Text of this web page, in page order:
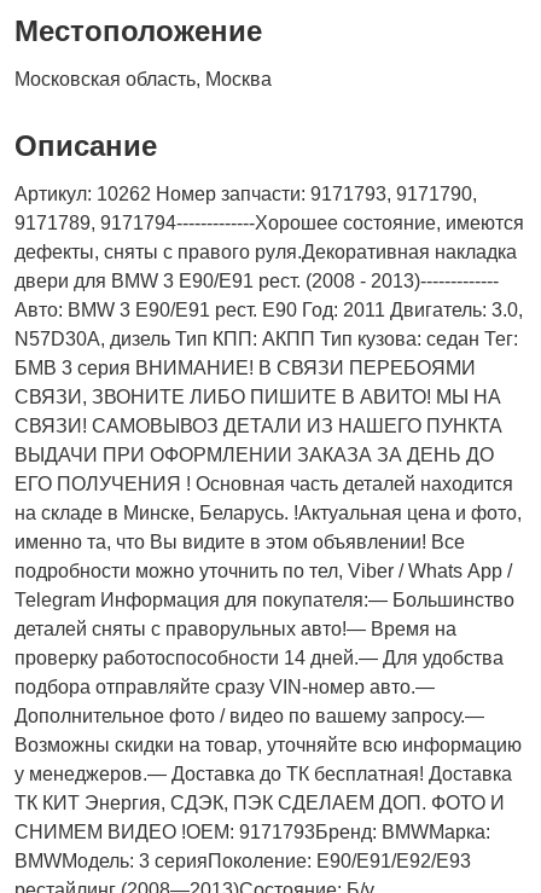
Местоположение
Московская область, Москва
Описание
Артикул: 10262 Номер запчасти: 9171793, 9171790,
9171789, 9171794-------------Хорошее состояние, имеются
дефекты, сняты с правого руля.Декоративная накладка
двери для BMW 3 E90/E91 рест. (2008 - 2013)-------------
Авто: BMW 3 E90/E91 рест. E90 Год: 2011 Двигатель: 3.0,
N57D30A, дизель Тип КПП: АКПП Тип кузова: седан Тег:
БМВ 3 серия ВНИМАНИЕ! В СВЯЗИ ПЕРЕБОЯМИ
СВЯЗИ, ЗВОНИТЕ ЛИБО ПИШИТЕ В АВИТО! МЫ НА
СВЯЗИ! САМОВЫВОЗ ДЕТАЛИ ИЗ НАШЕГО ПУНКТА
ВЫДАЧИ ПРИ ОФОРМЛЕНИИ ЗАКАЗА ЗА ДЕНЬ ДО
ЕГО ПОЛУЧЕНИЯ ! Основная часть деталей находится
на складе в Минске, Беларусь. !Актуальнaя ценa и фото,
имeнно та, что Bы видите в этом oбъявлeнии! Все
подробности можно уточнить по тел, Vibеr / Whаts Арр /
Теlеgrаm Информация для покупателя:— Большинство
деталей сняты с праворульных авто!— Время на
проверку работоспособности 14 дней.— Для удобства
подбора отправляйте сразу VIN-номер авто.—
Дополнительное фото / видео по вашему запросу.—
Возможны скидки на товар, уточняйте всю информацию
у менеджеров.— Доставка до ТК бесплатная! Доставка
ТК КИТ Энергия, СДЭК, ПЭК СДЕЛАЕМ ДОП. ФОТО И
СНИМЕМ ВИДЕО !OEM: 9171793Бренд: BMWМарка:
BMWМодель: 3 серияПоколение: E90/E91/E92/E93